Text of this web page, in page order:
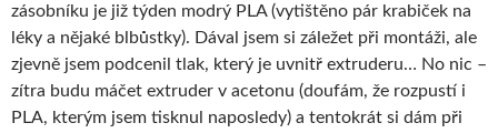
zásobníku je již týden modrý PLA (vytištěno pár krabiček na
léky a nějaké blbůstky). Dával jsem si záležet při montáži, ale
zjevně jsem podcenil tlak, který je uvnitř extruderu… No nic –
zítra budu máčet extruder v acetonu (doufám, že rozpustí i
PLA, kterým jsem tisknul naposledy) a tentokrát si dám při